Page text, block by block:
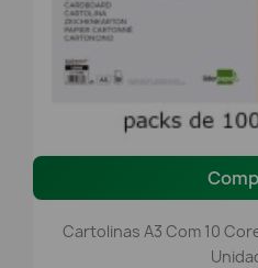
Cartolinas A3 Com 10